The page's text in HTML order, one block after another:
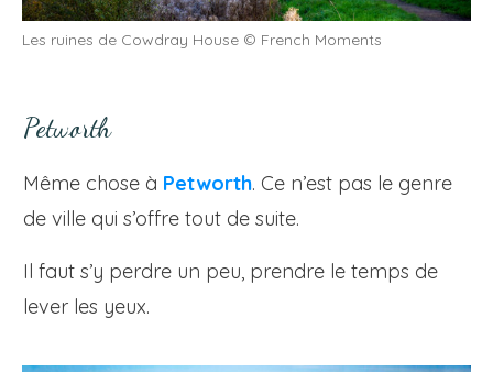
Les ruines de Cowdray House © French Moments
Petworth
Même chose à Petworth. Ce n’est pas le genre
de ville qui s’offre tout de suite.
Il faut s’y perdre un peu, prendre le temps de
lever les yeux.